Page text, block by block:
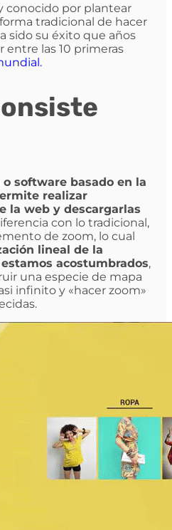
conocido por plantear
tradicional de hacer
sido su éxito que años
entre las 10 primeras
software basado en la
realizar
la web y descargarlas
con lo tradicional,
de zoom, lo cual
lineal de la
acostumbrados,
una especie de mapa
infinito y «hacer zoom»